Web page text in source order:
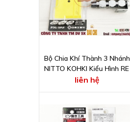
Bộ Chia Khí Thành 3 Nhánh
NITTO KOHKI Kiểu Hình RE
liên hệ